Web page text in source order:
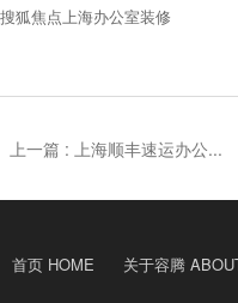
搜狐焦点上海办公室装修
上一篇 : 上海顺丰速运办公...
首页 HOME 关于容腾